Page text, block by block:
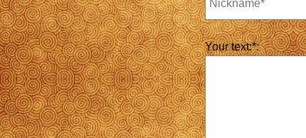
Your text:*: